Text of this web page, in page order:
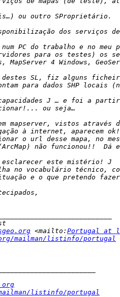
<mailto: Portugal at
mailman/listinfo/portugal
listinfo/portugal